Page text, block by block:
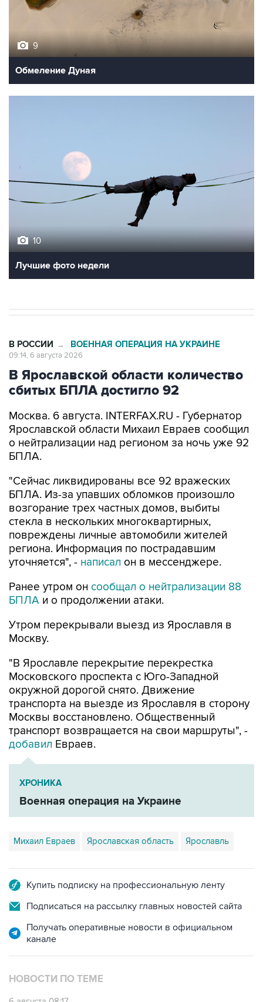
9
Обмеление Дуная
10
Лучшие фото недели
В РОССИИ → ВОЕННАЯ ОПЕРАЦИЯ НА УКРАИНЕ
09:14, 6 августа 2026
В Ярославской области количество
сбитых БПЛА достигло 92
Москва. 6 августа. INTERFAX.RU - Губернатор
Ярославской области Михаил Евраев сообщил
о нейтрализации над регионом за ночь уже 92
БПЛА.
"Сейчас ликвидированы все 92 вражеских
БПЛА. Из-за упавших обломков произошло
возгорание трех частных домов, выбиты
стекла в нескольких многоквартирных,
повреждены личные автомобили жителей
региона. Информация по пострадавшим
уточняется", - написал он в мессенджере.
Ранее утром он сообщал о нейтрализации 88
БПЛА и о продолжении атаки.
Утром перекрывали выезд из Ярославля в
Москву.
"В Ярославле перекрытие перекрестка
Московского проспекта с Юго-Западной
окружной дорогой снято. Движение
транспорта на выезде из Ярославля в сторону
Москвы восстановлено. Общественный
транспорт возвращается на свои маршруты", -
добавил Евраев.
ХРОНИКА
Военная операция на Украине
Михаил Евраев Ярославская область Ярославль
Купить подписку на профессиональную ленту
Подписаться на рассылку главных новостей сайта
Получать оперативные новости в официальном
канале
НОВОСТИ ПО ТЕМЕ